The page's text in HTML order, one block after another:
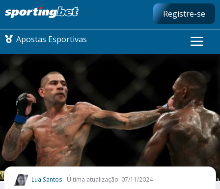
Registre-se
Apostas Esportivas
CONMEBOL LIBERTADORES
FUTEBOL NACIONAL
FUTEBOL INTERNACIONAL
COMO APOSTAR
MAIS ESPORTES
Lua Santos Última atualização: 07/11/2024